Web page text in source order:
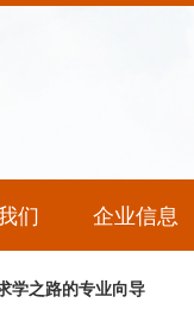
们 企业信息
学之路的专业向导